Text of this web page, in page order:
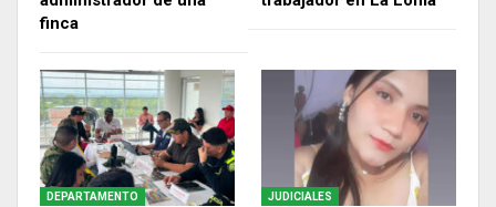
finca
DEPARTAMENTO JUDICIALES